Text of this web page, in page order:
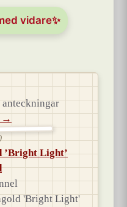
vidare✨
→
’Bright Light’
'Bright Light'